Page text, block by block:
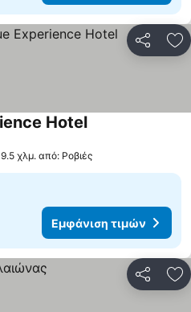
Hotel
χλμ. από: Ροβιές
Εμφάνιση τιμών